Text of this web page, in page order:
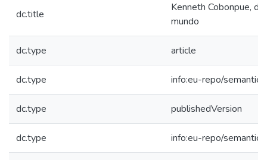
dc.title
Kenneth Cobonpue,
mundo
dc.type article
dc.type info:eu-repo/
dc.type publishedVersion
dc.type info:eu-repo/